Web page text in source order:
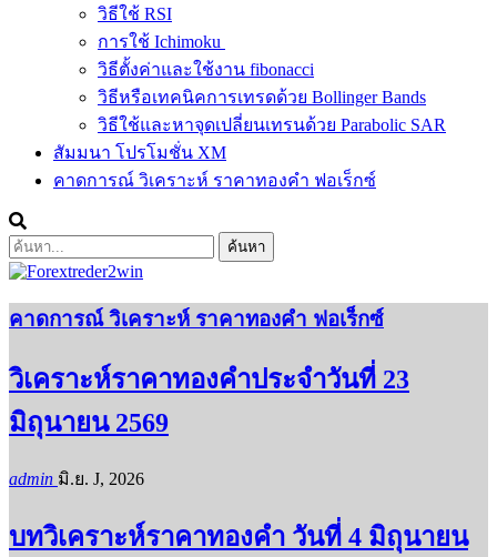
วิธีใช้ RSI
การใช้ Ichimoku
วิธีตั้งค่าและใช้งาน fibonacci
วิธีหรือเทคนิคการเทรดด้วย Bollinger Bands
วิธีใช้และหาจุดเปลี่ยนเทรนด้วย Parabolic SAR
สัมมนา โปรโมชั่น XM
คาดการณ์ วิเคราะห์ ราคาทองคำ ฟอเร็กซ์
คาดการณ์ วิเคราะห์ ราคาทองคำ ฟอเร็กซ์
วิเคราะห์ราคาทองคำประจำวันที่ 23
มิถุนายน 2569
admin มิ.ย. J, 2026
บทวิเคราะห์ราคาทองคำ วันที่ 4 มิถุนายน